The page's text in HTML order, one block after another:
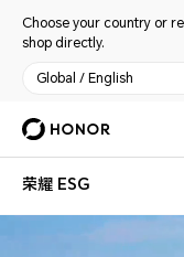
Choose your country or
shop directly.
Global / English
荣耀 ESG